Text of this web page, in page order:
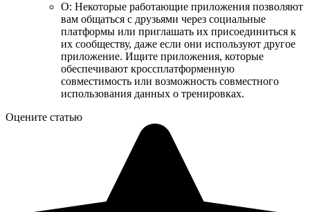
О: Некоторые работающие приложения позволяют
вам общаться с друзьями через социальные
платформы или приглашать их присоединиться к
их сообществу, даже если они используют другое
приложение. Ищите приложения, которые
обеспечивают кроссплатформенную
совместимость или возможность совместного
использования данных о тренировках.
Оцените статью